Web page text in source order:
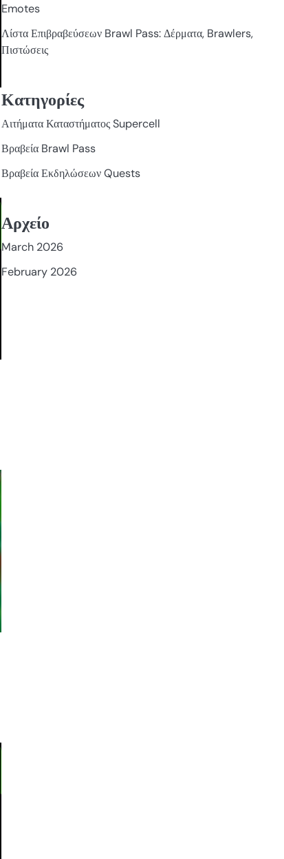
Emotes
Λίστα Επιβραβεύσεων Brawl Pass: Δέρματα, Brawlers,
Πιστώσεις
Κατηγορίες
Αιτήματα Καταστήματος Supercell
Βραβεία Brawl Pass
Βραβεία Εκδηλώσεων Quests
Αρχείο
March 2026
February 2026